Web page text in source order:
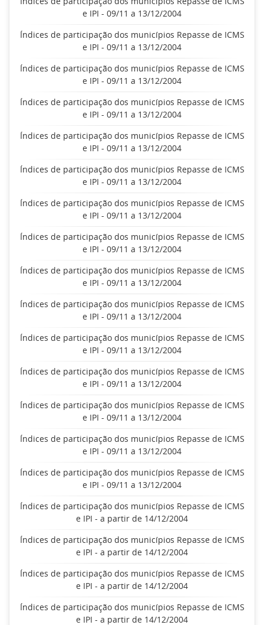
e IPI - 09/11 a 13/12/2004
Índices de participação dos municípios Repasse de ICMS
e IPI - 09/11 a 13/12/2004
Índices de participação dos municípios Repasse de ICMS
e IPI - 09/11 a 13/12/2004
Índices de participação dos municípios Repasse de ICMS
e IPI - 09/11 a 13/12/2004
Índices de participação dos municípios Repasse de ICMS
e IPI - 09/11 a 13/12/2004
Índices de participação dos municípios Repasse de ICMS
e IPI - 09/11 a 13/12/2004
Índices de participação dos municípios Repasse de ICMS
e IPI - 09/11 a 13/12/2004
Índices de participação dos municípios Repasse de ICMS
e IPI - 09/11 a 13/12/2004
Índices de participação dos municípios Repasse de ICMS
e IPI - 09/11 a 13/12/2004
Índices de participação dos municípios Repasse de ICMS
e IPI - 09/11 a 13/12/2004
Índices de participação dos municípios Repasse de ICMS
e IPI - 09/11 a 13/12/2004
Índices de participação dos municípios Repasse de ICMS
e IPI - 09/11 a 13/12/2004
Índices de participação dos municípios Repasse de ICMS
e IPI - 09/11 a 13/12/2004
Índices de participação dos municípios Repasse de ICMS
e IPI - 09/11 a 13/12/2004
Índices de participação dos municípios Repasse de ICMS
e IPI - 09/11 a 13/12/2004
Índices de participação dos municípios Repasse de ICMS
e IPI - a partir de 14/12/2004
Índices de participação dos municípios Repasse de ICMS
e IPI - a partir de 14/12/2004
Índices de participação dos municípios Repasse de ICMS
e IPI - a partir de 14/12/2004
Índices de participação dos municípios Repasse de ICMS
e IPI - a partir de 14/12/2004